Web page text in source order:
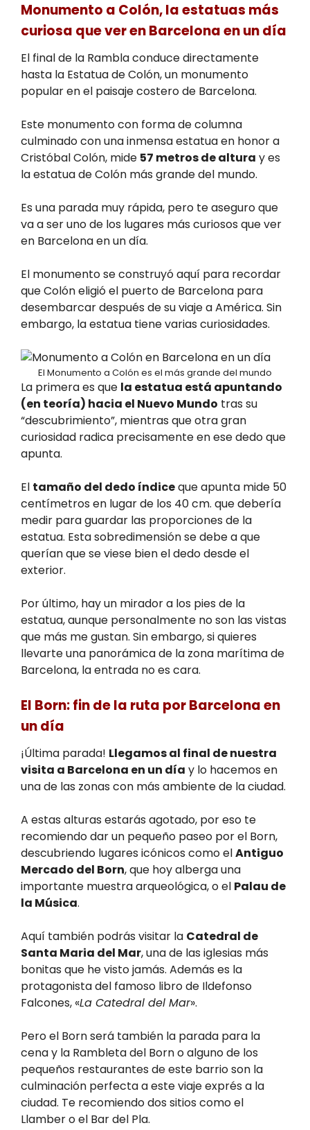
Monumento a Colón, la estatuas más
curiosa que ver en Barcelona en un día
El final de la Rambla conduce directamente
hasta la Estatua de Colón, un monumento
popular en el paisaje costero de Barcelona.
Este monumento con forma de columna
culminado con una inmensa estatua en honor a
Cristóbal Colón, mide 57 metros de altura y es
la estatua de Colón más grande del mundo.
Es una parada muy rápida, pero te aseguro que
va a ser uno de los lugares más curiosos que ver
en Barcelona en un día.
El monumento se construyó aquí para recordar
que Colón eligió el puerto de Barcelona para
desembarcar después de su viaje a América. Sin
embargo, la estatua tiene varias curiosidades.
El Monumento a Colón es el más grande del mundo
La primera es que la estatua está apuntando
(en teoría) hacia el Nuevo Mundo tras su
“descubrimiento”, mientras que otra gran
curiosidad radica precisamente en ese dedo que
apunta.
El tamaño del dedo índiceque apunta mide 50
centímetros en lugar de los 40 cm. que debería
medir para guardar las proporciones de la
estatua. Esta sobredimensión se debe a que
querían que se viese bien el dedo desde el
exterior.
Por último, hay un mirador a los pies de la
estatua, aunque personalmente no son las vistas
que más me gustan. Sin embargo, si quieres
llevarte una panorámica de la zona marítima de
Barcelona, la entrada no es cara.
El Born: fin de la ruta por Barcelona en
un día
¡Última parada! Llegamos al final de nuestra
visita a Barcelona en un día y lo hacemos en
una de las zonas con más ambiente de la ciudad.
A estas alturas estarás agotado, por eso te
recomiendo dar un pequeño paseo por el Born,
descubriendo lugares icónicos como elAntiguo
Mercado del Born, que hoy alberga una
importante muestra arqueológica, o el Palau de
la Música.
Aquí también podrás visitar la Catedral de
Santa Maria del Mar, una de las iglesias más
bonitas que he visto jamás. Además es la
protagonista del famoso libro de Ildefonso
Falcones, «La Catedral del Mar».
Pero el Born será también la parada para la
cena y la Rambleta del Born o alguno de los
pequeños restaurantes de este barrio son la
culminación perfecta a este viaje exprés a la
ciudad. Te recomiendo dos sitios como el
Llamber o el Bar del Pla.